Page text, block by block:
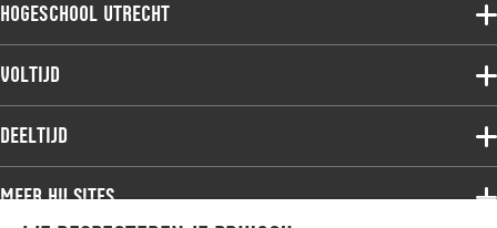
Hogeschool Utrecht
Voltijdopleidingen
Deeltijdopleidingen
Onderzoek
Voltijd
Associate degree
Bachelor
Master
Deeltijd
Associate degree
Bachelor
Meer HU sites